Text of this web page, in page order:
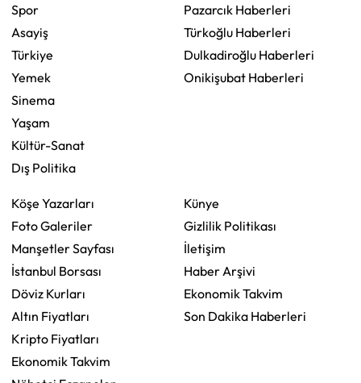
Spor
Asayiş
Türkiye
Yemek
Sinema
Yaşam
Kültür-Sanat
Dış Politika
Pazarcık Haberleri
Türkoğlu Haberleri
Dulkadiroğlu Haberleri
Onikişubat Haberleri
Köşe Yazarları
Foto Galeriler
Manşetler Sayfası
İstanbul Borsası
Döviz Kurları
Altın Fiyatları
Kripto Fiyatları
Ekonomik Takvim
Künye
Gizlilik Politikası
İletişim
Haber Arşivi
Ekonomik Takvim
Son Dakika Haberleri